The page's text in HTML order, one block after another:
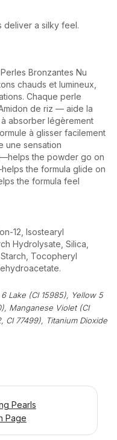
deliver a silky feel.
Bronzantes Nu
chauds et lumineux,
Chaque perle
de riz — aide la
absorber légèrement
à glisser facilement
une sensation
the powder go on
the formula glide on
the formula feel
12, Isostearyl
Hydrolysate, Silica,
Tocopheryl
Lake (CI 15985), Yellow 5
Manganese Violet (CI
CI 77499), Titanium Dioxide
Pearls
Page